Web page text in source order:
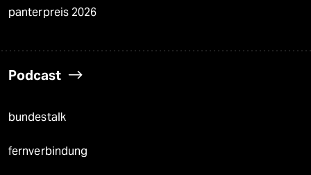
panterpreis 2026
Podcast
bundestalk
fernverbindung